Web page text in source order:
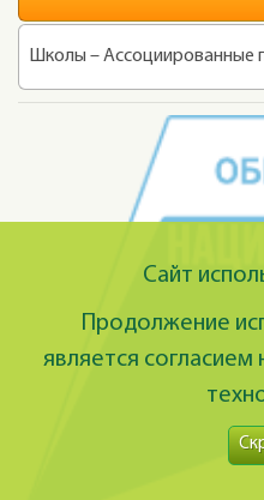
Школы – Ассоциированные
Сайт
Продолжение
является